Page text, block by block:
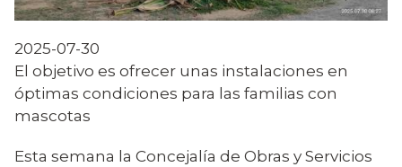
2025-07-30
El objetivo es ofrecer unas instalaciones en
óptimas condiciones para las familias con
mascotas
Esta semana la Concejalía de Obras y Servicios